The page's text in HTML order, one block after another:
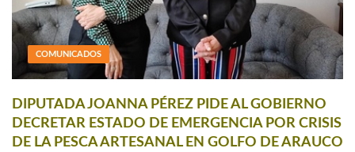
COMUNICADOS
DIPUTADA JOANNA PÉREZ PIDE AL GOBIERNO
DECRETAR ESTADO DE EMERGENCIA POR CRISIS
DE LA PESCA ARTESANAL EN GOLFO DE ARAUCO